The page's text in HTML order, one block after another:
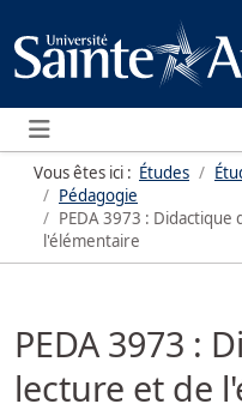
Menu
Vous êtes ici : Études
Pédagogie
PEDA 3973 :
l'élémentaire
PEDA 3973 :
lecture et de